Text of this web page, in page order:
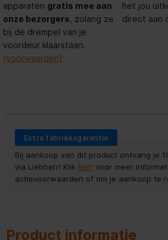
apparaten gratis mee aan
onze bezorgers , zolang ze
bij de drempel van je
voordeur klaarstaan.
(voorwaarden)
het jou
direct aan
Extra fabrieksgarantie
Bij aankoop van dit product ontvang je
via Liebherr! Klik hier voor meer
actievoorwaarden of om je aankoop te
Product informatie